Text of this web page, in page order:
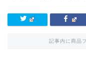
記事内に商品